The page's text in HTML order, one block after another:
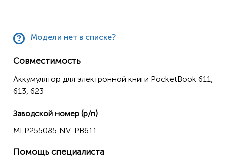
Модели нет в списке?
Совместимость
Аккумулятор для электронной книги PocketBook 611,
613, 623
Заводской номер (p/n)
MLP255085 NV-PB611
Помощь специалиста